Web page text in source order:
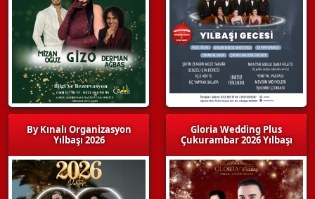
By Kınalı Organizasyon
Yılbaşı 2026
Gloria Wedding Plus
Çukurambar 2026 Yılbaşı